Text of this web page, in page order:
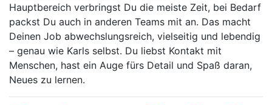
Hauptbereich verbringst Du die meiste Zeit, bei Bedarf
packst Du auch in anderen Teams mit an. Das macht
Deinen Job abwechslungsreich, vielseitig und lebendig
– genau wie Karls selbst. Du liebst Kontakt mit
Menschen, hast ein Auge fürs Detail und Spaß daran,
Neues zu lernen.